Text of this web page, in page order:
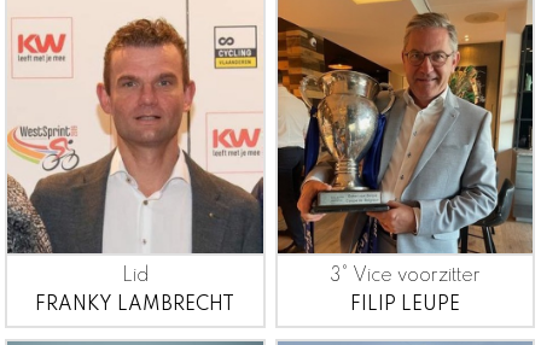
Lid
FRANKY LAMBRECHT
3° Vice voorzitter
FILIP LEUPE